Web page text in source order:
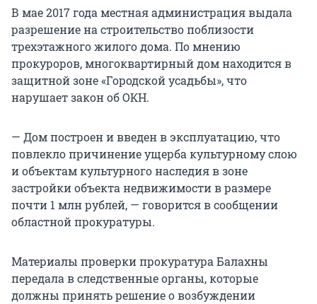
В мае 2017 года местная администрация выдала
разрешение на строительство поблизости
трехэтажного жилого дома. По мнению
прокуроров, многоквартирный дом находится в
защитной зоне «Городской усадьбы», что
нарушает закон об ОКН.
— Дом построен и введен в эксплуатацию, что
повлекло причинение ущерба культурному слою
и объектам культурного наследия в зоне
застройки объекта недвижимости в размере
почти 1 млн рублей, — говорится в сообщении
областной прокуратуры.
Материалы проверки прокуратура Балахны
передала в следственные органы, которые
должны принять решение о возбуждении